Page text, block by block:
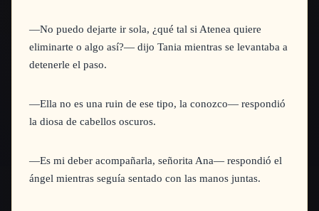
—No puedo dejarte ir sola, ¿qué tal si Atenea quiere
eliminarte o algo así?— dijo Tania mientras se levantaba a
detenerle el paso.
—Ella no es una ruin de ese tipo, la conozco— respondió
la diosa de cabellos oscuros.
—Es mi deber acompañarla, señorita Ana— respondió el
ángel mientras seguía sentado con las manos juntas.